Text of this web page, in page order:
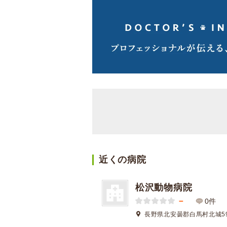
近くの病院
松沢動物病院
－ 0件
長野県北安曇郡白馬村北城